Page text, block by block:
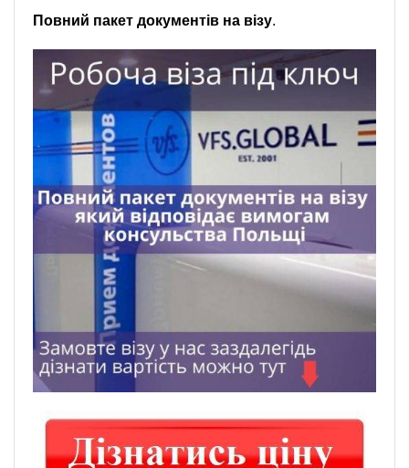
Повний пакет документів на візу.